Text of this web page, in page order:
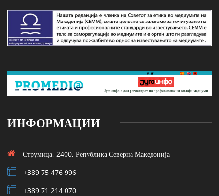
ИНФОРМАЦИИ
Струмица, 2400, Република Северна Македонија
+389 75 476 996
+389 71 214 070